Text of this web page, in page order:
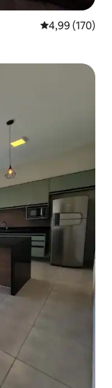
Średnia
4,99 (170)